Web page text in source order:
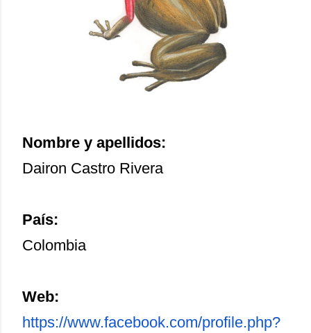
Nombre y apellidos:
Dairon Castro Rivera
País:
Colombia
Web:
https://www.facebook.com/profile.php?